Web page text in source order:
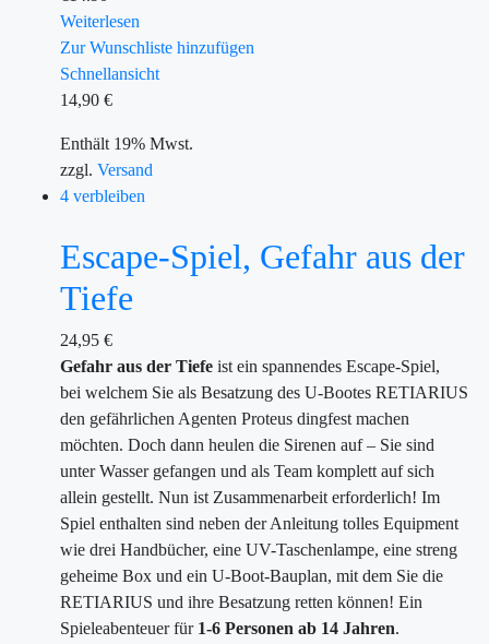
Weiterlesen
Zur Wunschliste hinzufügen
Schnellansicht
14,90 €
Enthält 19% Mwst.
zzgl. Versand
4 verbleiben
Escape-Spiel, Gefahr aus der
Tiefe
24,95 €
Gefahr aus der Tiefe ist ein spannendes Escape-Spiel,
bei welchem Sie als Besatzung des U-Bootes RETIARIUS
den gefährlichen Agenten Proteus dingfest machen
möchten. Doch dann heulen die Sirenen auf – Sie sind
unter Wasser gefangen und als Team komplett auf sich
allein gestellt. Nun ist Zusammenarbeit erforderlich! Im
Spiel enthalten sind neben der Anleitung tolles Equipment
wie drei Handbücher, eine UV-Taschenlampe, eine streng
geheime Box und ein U-Boot-Bauplan, mit dem Sie die
RETIARIUS und ihre Besatzung retten können! Ein
Spieleabenteuer für 1-6 Personen ab 14 Jahren.